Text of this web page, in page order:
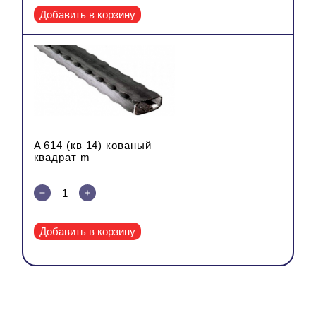
Добавить в корзину
A 614 (кв 14) кованый
квадрат m
Добавить в корзину